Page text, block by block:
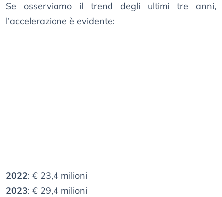
Se osserviamo il trend degli ultimi tre anni,
l’accelerazione è evidente:
2022: € 23,4 milioni
2023: € 29,4 milioni